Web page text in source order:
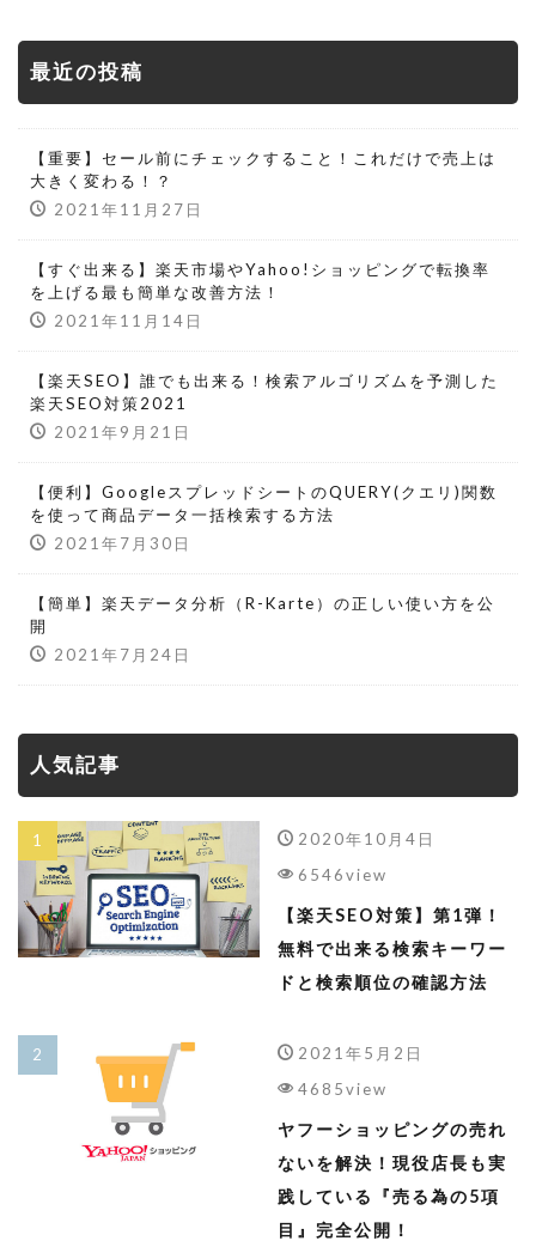
最近の投稿
【重要】セール前にチェックすること！これだけで売上は
大きく変わる！？
2021年11月27日
【すぐ出来る】楽天市場やYahoo!ショッピングで転換率
を上げる最も簡単な改善方法！
2021年11月14日
【楽天SEO】誰でも出来る！検索アルゴリズムを予測した
楽天SEO対策2021
2021年9月21日
【便利】GoogleスプレッドシートのQUERY(クエリ)関数
を使って商品データ一括検索する方法
2021年7月30日
【簡単】楽天データ分析（R-Karte）の正しい使い方を公
開
2021年7月24日
人気記事
2020年10月4日
6546view
【楽天SEO対策】第1弾！
無料で出来る検索キーワー
ドと検索順位の確認方法
2021年5月2日
4685view
ヤフーショッピングの売れ
ないを解決！現役店長も実
践している『売る為の5項
目』完全公開！